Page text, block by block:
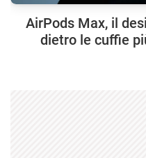
AirPods Max, il
dietro le cuffie